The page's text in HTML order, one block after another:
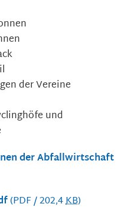
der Vereine
und
der Abfallwirtschaft
(PDF / 202,4KB)